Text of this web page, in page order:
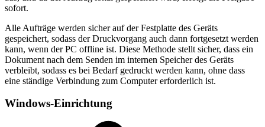
sofort.
Alle Aufträge werden sicher auf der Festplatte des Geräts
gespeichert, sodass der Druckvorgang auch dann fortgesetzt werden
kann, wenn der PC offline ist. Diese Methode stellt sicher, dass ein
Dokument nach dem Senden im internen Speicher des Geräts
verbleibt, sodass es bei Bedarf gedruckt werden kann, ohne dass
eine ständige Verbindung zum Computer erforderlich ist.
Windows-Einrichtung